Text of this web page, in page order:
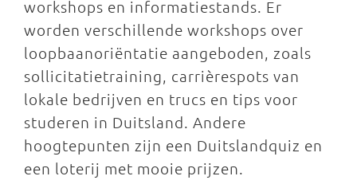
workshops en informatiestands. Er
worden verschillende workshops over
loopbaanoriëntatie aangeboden, zoals
sollicitatietraining, carrièrespots van
lokale bedrijven en trucs en tips voor
studeren in Duitsland. Andere
hoogtepunten zijn een Duitslandquiz en
een loterij met mooie prijzen.